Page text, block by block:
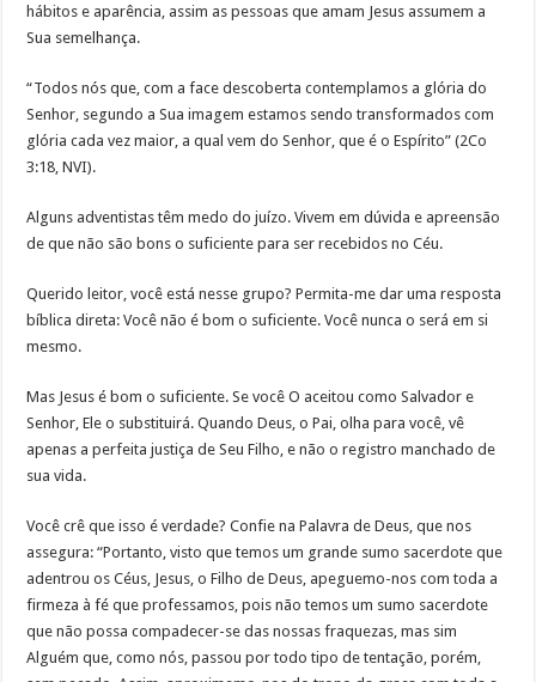
hábitos e aparência, assim as pessoas que amam Jesus assumem a
Sua semelhança.
“Todos nós que, com a face descoberta contemplamos a glória do
Senhor, segundo a Sua imagem estamos sendo transformados com
glória cada vez maior, a qual vem do Senhor, que é o Espírito” (2Co
3:18, NVI).
Alguns adventistas têm medo do juízo. Vivem em dúvida e apreensão
de que não são bons o suficiente para ser recebidos no Céu.
Querido leitor, você está nesse grupo? Permita-me dar uma resposta
bíblica direta: Você não é bom o suficiente. Você nunca o será em si
mesmo.
Mas Jesus é bom o suficiente. Se você O aceitou como Salvador e
Senhor, Ele o substituirá. Quando Deus, o Pai, olha para você, vê
apenas a perfeita justiça de Seu Filho, e não o registro manchado de
sua vida.
Você crê que isso é verdade? Confie na Palavra de Deus, que nos
assegura: “Portanto, visto que temos um grande sumo sacerdote que
adentrou os Céus, Jesus, o Filho de Deus, apeguemo-nos com toda a
firmeza à fé que professamos, pois não temos um sumo sacerdote
que não possa compadecer-se das nossas fraquezas, mas sim
Alguém que, como nós, passou por todo tipo de tentação, porém,